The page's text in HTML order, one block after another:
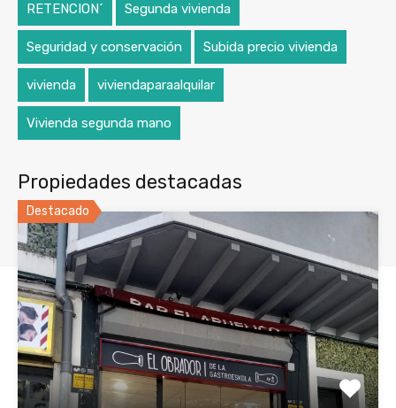
RETENCION´ Segunda vivienda
Seguridad y conservación Subida precio vivienda
vivienda viviendaparaalquilar
Vivienda segunda mano
Propiedades destacadas
Destacado